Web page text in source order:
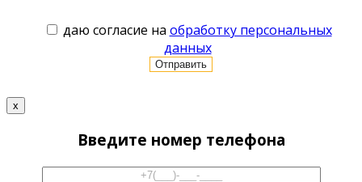
даю согласие на обработку персональных
данных
x
Введите номер телефона